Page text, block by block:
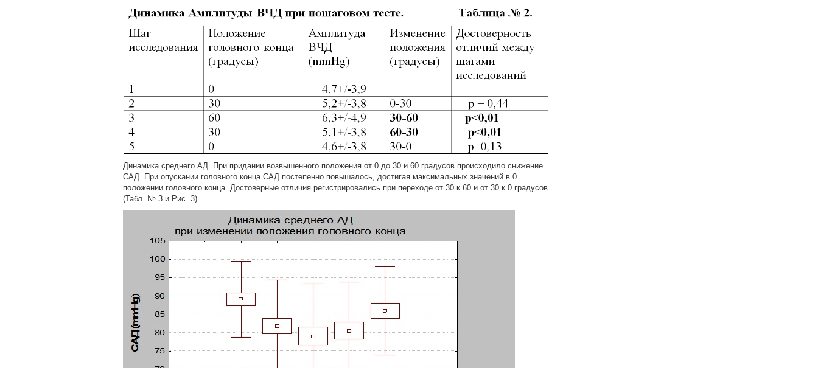
Динамика среднего АД. При придании возвышенного положения от 0 до 30 и 60 градусов происходило снижение
САД. При опускании головного конца САД постепенно повышалось, достигая максимальных значений в 0
положении головного конца. Достоверные отличия регистрировались при переходе от 30 к 60 и от 30 к 0 градусов
(Табл. № 3 и Рис. 3).